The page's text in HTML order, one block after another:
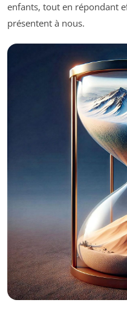
enfants, tout en répondant
présentent à nous.